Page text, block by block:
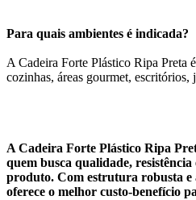
Para quais ambientes é indicada?
A Cadeira Forte Plástico Ripa Preta
cozinhas, áreas gourmet, escritórios,
A Cadeira Forte Plástico Ripa
quem busca qualidade,
produto. Com estrutura robusta e
oferece o melhor custo-benefício